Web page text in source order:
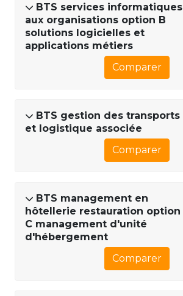
BTS services informatiques
aux organisations option B
solutions logicielles et
applications métiers
Comparer
BTS gestion des transports
et logistique associée
Comparer
BTS management en
hôtellerie restauration option
C management d'unité
d'hébergement
Comparer